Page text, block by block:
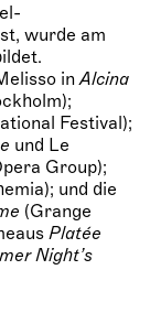
wurde am
inAlcina
Festival);
und Le
Group);
und die
(Grange
Platée
Night’s